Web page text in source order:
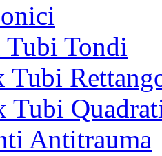
Tondi
Tubi
Tubi
Antitrauma